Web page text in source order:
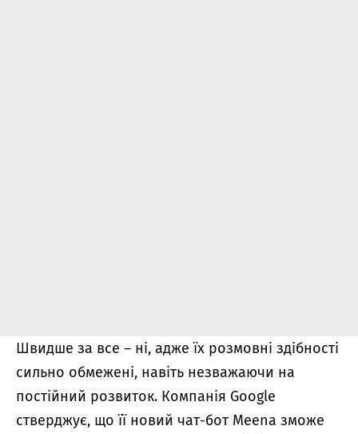
Швидше за все – ні, адже їх розмовні здібності
сильно обмежені, навіть незважаючи на
постійний розвиток. Компанія Google
стверджує, що її новий чат-бот Meena зможе